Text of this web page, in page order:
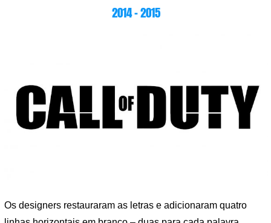
2014 – 2015
Os designers restauraram as letras e adicionaram quatro